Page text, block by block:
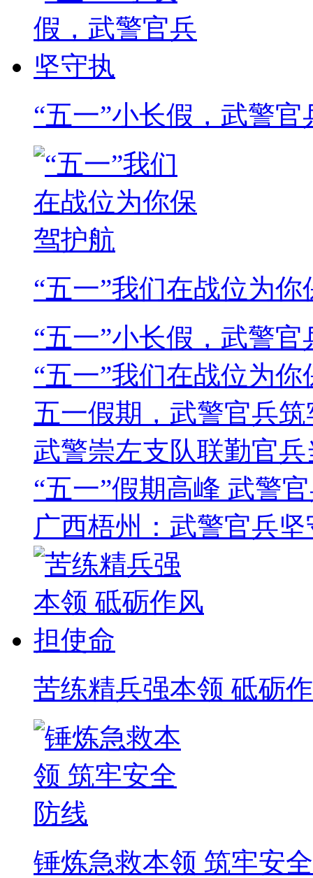
“五一”小长假，武警官
“五一”我们在战位为你
“五一”小长假，武警
“五一”我们在战位为你
五一假期，武警官兵
武警崇左支队联勤官兵
“五一”假期高峰 武警
广西梧州：武警官兵
苦练精兵强本领 砥砺
锤炼急救本领 筑牢安